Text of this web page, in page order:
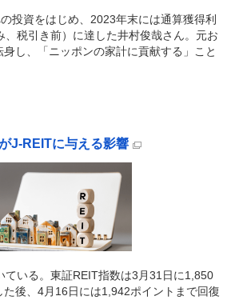
投資をはじめ、2023年末には通算獲得利
、税引き前）に達した井村俊哉さん。元お
し、「ニッポンの家計に貢献する」こと
J-REITに与える影響
ている。東証REIT指数は3月31日に1,850
後、4月16日には1,942ポイントまで回復